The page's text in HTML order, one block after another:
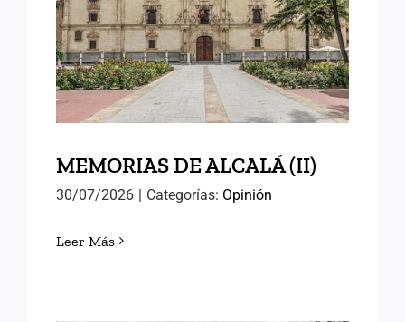
MEMORIAS DE ALCALÁ (II)
MEMORIAS DE ALCALÁ (II)
30/07/2026 | Categorías: Opinión
Leer Más